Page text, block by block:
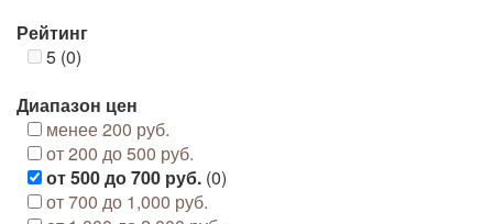
Рейтинг
5 (0)
Диапазон цен
менее 200 руб.
от 200 до 500 руб.
от 500 до 700 руб. (0)
от 700 до 1,000 руб.